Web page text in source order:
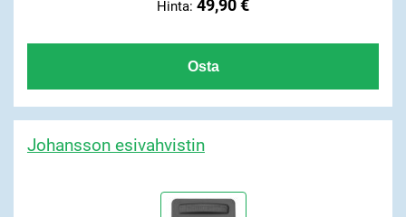
Hinta: 49,90 €
Johansson esivahvistin